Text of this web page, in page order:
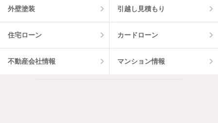
外壁塗装 引越し見積もり
住宅ローン カードローン
不動産会社情報 マンション情報